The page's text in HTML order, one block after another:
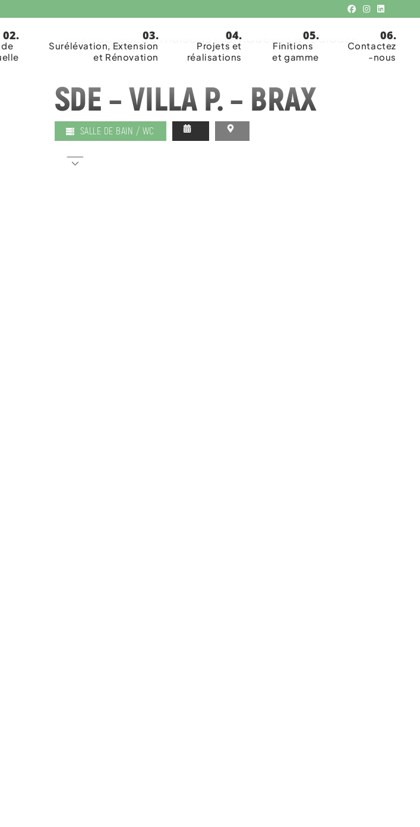
Surélévation, Extension
et Rénovation
Projets et
réalisations
Finitions
et gamme
Contactez
-nous
Constructeur de maisons individuelles à Toulouse
SDE – VILLA P. – BRAX
SALLE DE BAIN / WC